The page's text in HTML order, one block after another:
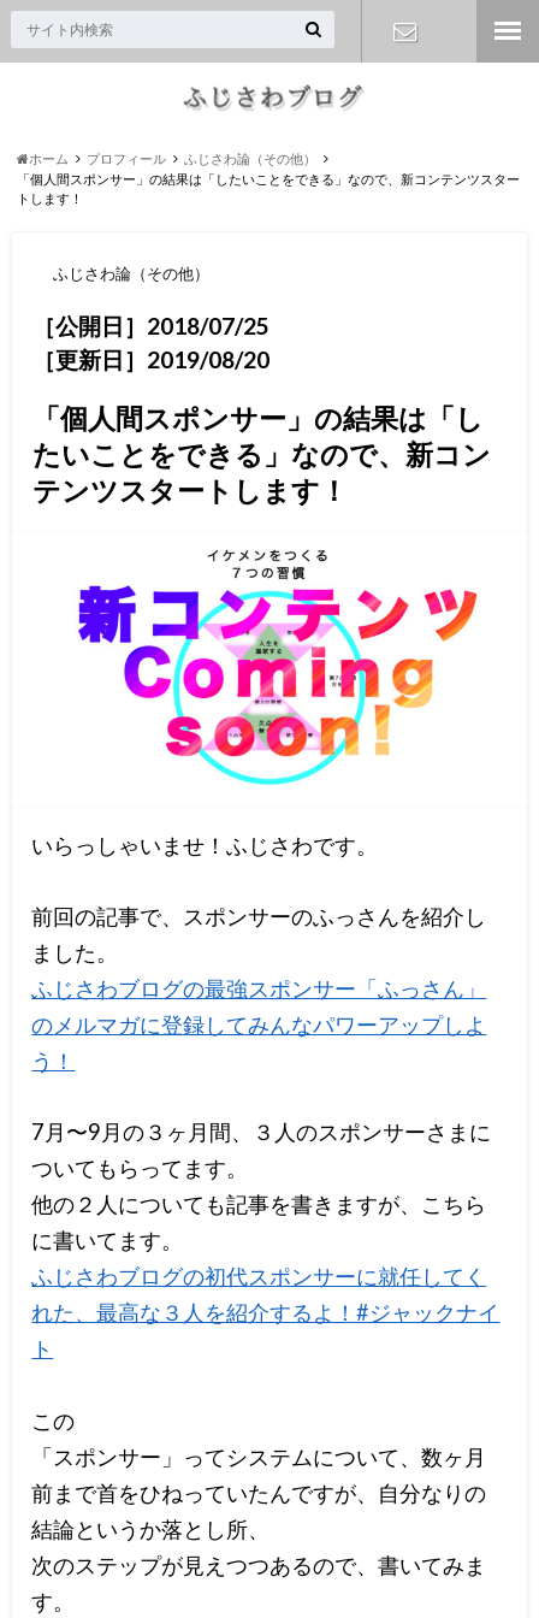
お問い合わ
ホーム プロフィール
ふじさわ論（その他）
「個人間スポンサー」の結果は「したいことをできる」なので、新コンテンツスター
トします！
ふじさわ論（その他）
［公開日］2018/07/25
［更新日］2019/08/20
「個人間スポンサー」の結果は「し
たいことをできる」なので、新コン
テンツスタートします！
いらっしゃいませ！ふじさわです。
前回の記事で、スポンサーのふっさんを紹介し
ました。
ふじさわブログの最強スポンサー「ふっさん」
のメルマガに登録してみんなパワーアップしよ
う！
7月〜9月の３ヶ月間、３人のスポンサーさまに
ついてもらってます。
他の２人についても記事を書きますが、こちら
に書いてます。
ふじさわブログの初代スポンサーに就任してく
れた、最高な３人を紹介するよ！#ジャックナイ
ト
この
「スポンサー」ってシステムについて、数ヶ月
前まで首をひねっていたんですが、自分なりの
結論というか落とし所、
次のステップが見えつつあるので、書いてみま
す。